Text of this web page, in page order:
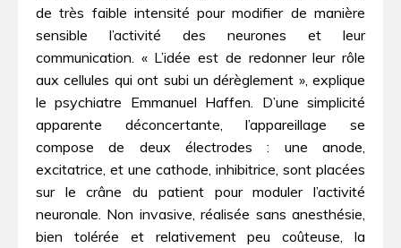
de très faible intensité pour modifier de manière
sensible l’activité des neurones et leur
communication. « L’idée est de redonner leur rôle
aux cellules qui ont subi un dérèglement », explique
le psychiatre Emmanuel Haffen. D’une simplicité
apparente déconcertante, l’appareillage se
compose de deux électrodes : une anode,
excitatrice, et une cathode, inhibitrice, sont placées
sur le crâne du patient pour moduler l’activité
neuronale. Non invasive, réalisée sans anesthésie,
bien tolérée et relativement peu coûteuse, la